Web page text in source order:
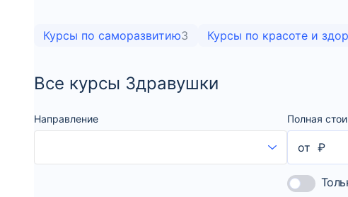
Курсы по саморазвитию3 Курсы по красоте и
Все курсы Здравушки
Направление Полная
от ₽